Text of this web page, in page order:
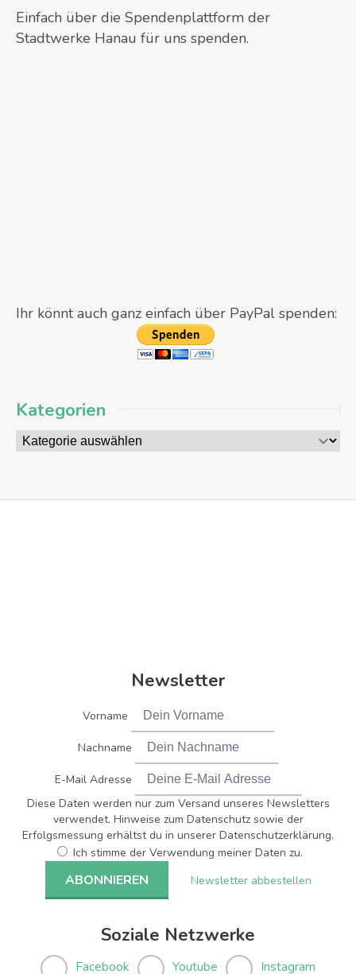
Einfach über die Spendenplattform der
Stadtwerke Hanau für uns spenden.
Ihr könnt auch ganz einfach über PayPal spenden:
Kategorien
Newsletter
Vorname
Nachname
E-Mail Adresse
Diese Daten werden nur zum Versand unseres Newsletters
verwendet. Hinweise zum Datenschutz sowie der
Erfolgsmessung erhältst du in unserer Datenschutzerklärung.
Ich stimme der Verwendung meiner Daten zu.
Newsletter abbestellen
Soziale Netzwerke
Facebook Youtube Instagram